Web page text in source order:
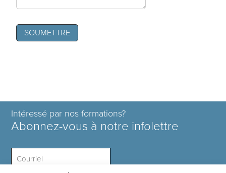
Intéressé par nos formations?
Abonnez-vous à notre infolettre